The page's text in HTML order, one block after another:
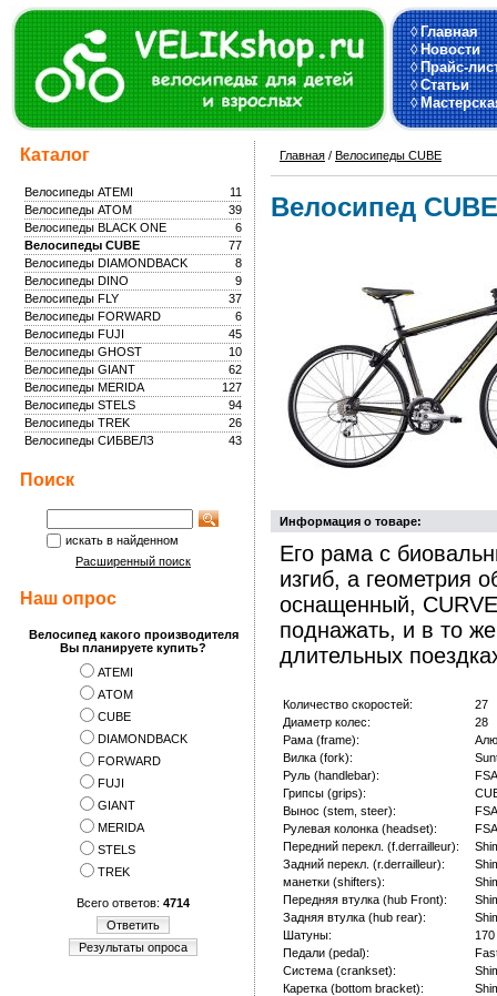
◊Главная
◊Новости
◊Прайс-
◊Статьи
◊
Каталог
11
Велосипеды ATEMI
39
Велосипеды ATOM
6
Велосипеды BLACK ONE
77
Велосипеды CUBE
8
Велосипеды DIAMONDBACK
9
Велосипеды DINO
37
Велосипеды FLY
6
Велосипеды FORWARD
45
Велосипеды FUJI
10
Велосипеды GHOST
62
Велосипеды GIANT
127
Велосипеды MERIDA
94
Велосипеды STELS
26
Велосипеды TREK
43
Велосипеды СИБВЕЛЗ
Поиск
искать в найденном
Расширенный поиск
Наш опрос
Велосипед какого производителя
Вы планируете купить?
ATEMI
АTOM
CUBE
DIAMONDBACK
FORWARD
FUJI
GIANT
MERIDA
STELS
TREK
Всего ответов: 4714
Ответить
Результаты опроса
Главная / Велосипеды CUBE
Велосипед
Информация о товаре:
Его рама с
изгиб, а геометрия
оснащенный,
поднажать, и в то
длительных
Количество скоростей:
27
Диаметр колес:
28
Рама (frame):
Вилка (fork):
Руль (handlebar):
Грипсы (grips):
Вынос (stem, steer):
Рулевая колонка (headset):
Передний перекл. (f.derrailleur):
Задний перекл. (r.derrailleur):
манетки (shifters):
Передняя втулка (hub Front):
Задняя втулка (hub rear):
Шатуны:
Педали (pedal):
Система (crankset):
Каретка (bottom bracket):